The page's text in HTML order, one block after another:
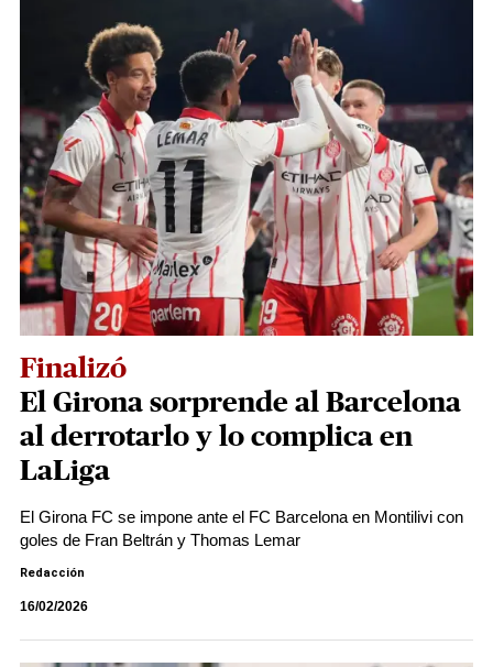
Finalizó
El Girona sorprende al Barcelona
al derrotarlo y lo complica en
LaLiga
El Girona FC se impone ante el FC Barcelona en Montilivi con
goles de Fran Beltrán y Thomas Lemar
Redacción
16/02/2026